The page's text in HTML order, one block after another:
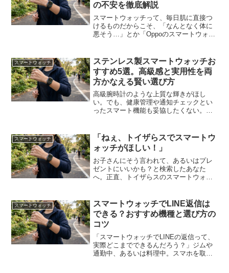
の不安を徹底解説
スマートウォッチって、毎日肌に直接つ
けるものだからこそ、「なんとなく体に
悪そう…」とか「Oppoのスマートウォッ
心配になってしまう気持ち、よくわかり
ます。結論から言うと...
スマートウォッチ
ステンレス製スマートウォッチお
すすめ5選。高級感と実用性を両
方かなえる賢い選び方
高級腕時計のような上質な輝きがほし
い。でも、健康管理や通知チェックとい
ったスマート機能も妥協したくない。そ
では、実際にステンレスモデルを探して
いる方に向けて、厳選した5...
スマートウォッチ
「ねぇ、トイザらスでスマートウ
ォッチがほしい！」
お子さんにそう言われて、あるいはプレ
ゼントにいいかも？と検索したあなた
へ。正直、トイザらスのスマートウォッ
と、これがなかなか奥深いんです。ぱっ
と見はキッズ向けのデジタルお...
スマートウォッチ
スマートウォッチでLINE返信は
できる？おすすめ機種と選び方の
コツ
「スマートウォッチでLINEの返信って、
実際どこまでできるんだろう？」ジムや
通勤中、あるいは料理中。スマホを取り